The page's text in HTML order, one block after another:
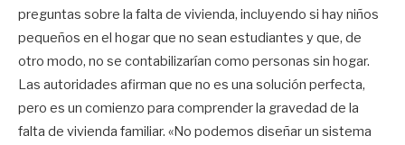
preguntas sobre la falta de vivienda, incluyendo si hay niños
pequeños en el hogar que no sean estudiantes y que, de
otro modo, no se contabilizarían como personas sin hogar.
Las autoridades afirman que no es una solución perfecta,
pero es un comienzo para comprender la gravedad de la
falta de vivienda familiar. «No podemos diseñar un sistema